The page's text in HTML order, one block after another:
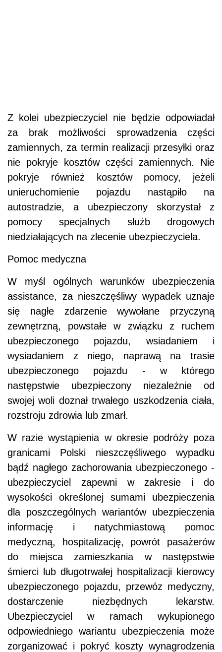
Z kolei ubezpieczyciel nie będzie odpowiadał
za brak możliwości sprowadzenia części
zamiennych, za termin realizacji przesyłki oraz
nie pokryje kosztów części zamiennych. Nie
pokryje również kosztów pomocy, jeżeli
unieruchomienie pojazdu nastąpiło na
autostradzie, a ubezpieczony skorzystał z
pomocy specjalnych służb drogowych
niedziałających na zlecenie ubezpieczyciela.
Pomoc medyczna
W myśl ogólnych warunków ubezpieczenia
assistance, za nieszczęśliwy wypadek uznaje
się nagłe zdarzenie wywołane przyczyną
zewnętrzną, powstałe w związku z ruchem
ubezpieczonego pojazdu, wsiadaniem i
wysiadaniem z niego, naprawą na trasie
ubezpieczonego pojazdu - w którego
następstwie ubezpieczony niezależnie od
swojej woli doznał trwałego uszkodzenia ciała,
rozstroju zdrowia lub zmarł.
W razie wystąpienia w okresie podróży poza
granicami Polski nieszczęśliwego wypadku
bądź nagłego zachorowania ubezpieczonego -
ubezpieczyciel zapewni w zakresie i do
wysokości określonej sumami ubezpieczenia
dla poszczególnych wariantów ubezpieczenia
informację i natychmiastową pomoc
medyczną, hospitalizację, powrót pasażerów
do miejsca zamieszkania w następstwie
śmierci lub długotrwałej hospitalizacji kierowcy
ubezpieczonego pojazdu, przewóz medyczny,
dostarczenie niezbędnych lekarstw.
Ubezpieczyciel w ramach wykupionego
odpowiedniego wariantu ubezpieczenia może
zorganizować i pokryć koszty wynagrodzenia